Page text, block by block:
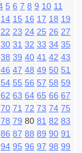
5 6 7 8 9 10 11
14 15 16 17 18 19
22 23 24 25 26 27
30 31 32 33 34 35
38 39 40 41 42 43
46 47 48 49 50 51
54 55 56 57 58 59
62 63 64 65 66 67
70 71 72 73 74 75
78 79 80 81 82 83
86 87 88 89 90 91
94 95 96 97 98 99